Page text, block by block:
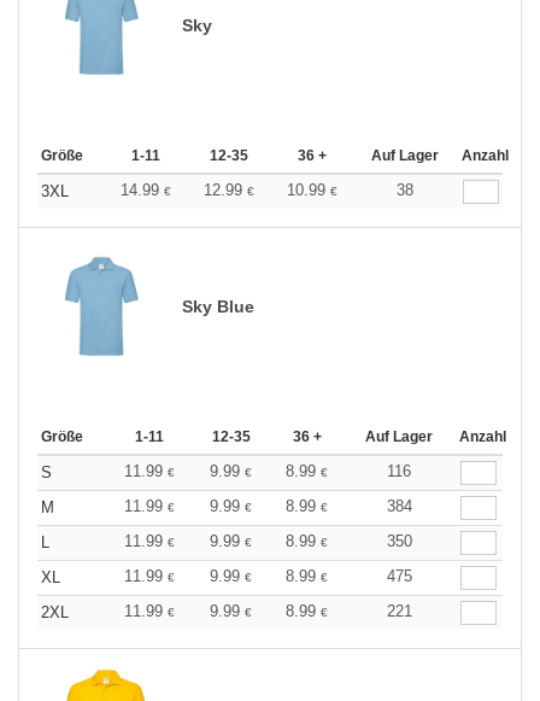
Sky
Größe 1-11 12-35 36 + Auf Lager Anzahl
3XL 14.99 € 12.99 € 10.99 € 38
Sky Blue
Größe 1-11 12-35 36 + Auf Lager Anzahl
S 11.99 € 9.99 € 8.99 €
116
M
11.99 € 9.99 € 8.99 €
384
L
11.99 € 9.99 € 8.99 €
350
XL
11.99 € 9.99 € 8.99 €
475
2XL
11.99 € 9.99 € 8.99 € 221